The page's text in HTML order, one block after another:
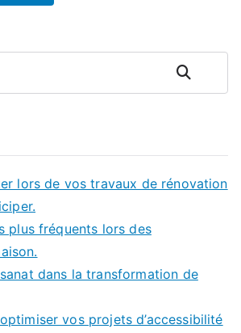
Rechercher
lors de vos travaux de rénovation
plus fréquents lors des
dans la transformation de
vos projets d’accessibilité